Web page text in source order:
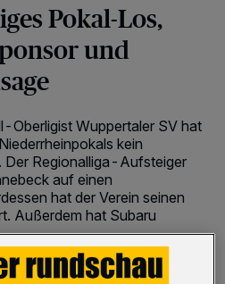
Pokal-Los,
und
Oberligist Wuppertaler SV hat
kein
Regionalliga-Aufsteiger
auf einen
hat der Verein seinen
Außerdem hat Subaru